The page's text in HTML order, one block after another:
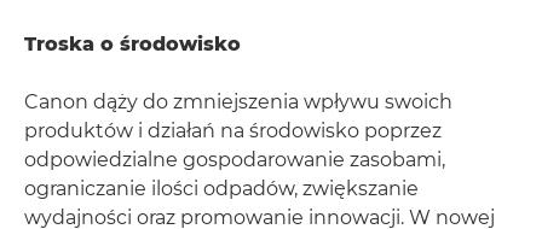
Troska o środowisko
Canon dąży do zmniejszenia wpływu swoich
produktów i działań na środowisko poprzez
odpowiedzialne gospodarowanie zasobami,
ograniczanie ilości odpadów, zwiększanie
wydajności oraz promowanie innowacji. W nowej